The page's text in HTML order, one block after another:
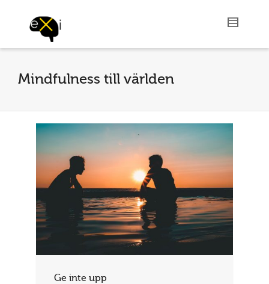
Mindfulness till världen
Ge inte upp